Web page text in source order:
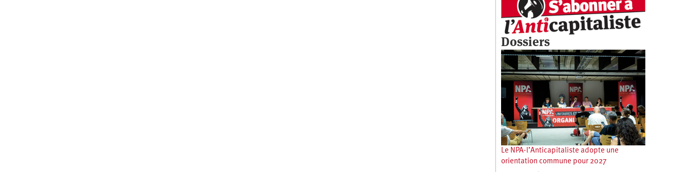
Dossiers
Le NPA-l’Anticapitaliste adopte une
orientation commune pour 2027